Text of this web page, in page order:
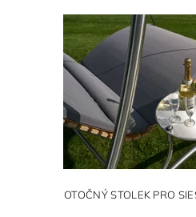
OTOČNÝ STOLEK PRO